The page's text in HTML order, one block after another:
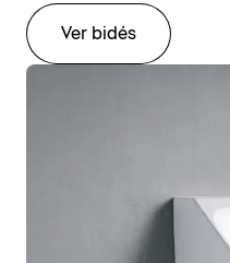
Ver bidés